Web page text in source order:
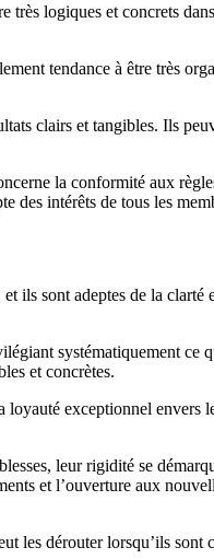
très logiques et concrets
tendance à être très
clairs et tangibles. Ils
la conformité aux
des intérêts de tous les
ils sont adeptes de la clarté
systématiquement ce
et concrètes.
loyauté exceptionnel envers
leur rigidité se
et l’ouverture aux
les dérouter lorsqu’ils sont